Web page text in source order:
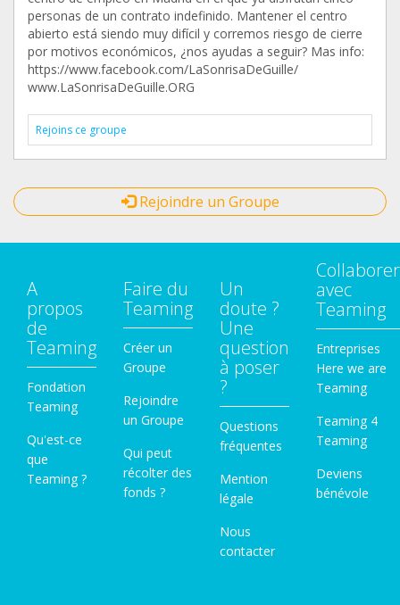
personas de un contrato indefinido. Mantener el centro
abierto está siendo muy difícil y corremos riesgo de cierre
por motivos económicos, ¿nos ayudas a seguir? Mas info:
https://www.facebook.com/LaSonrisaDeGuille/
www.LaSonrisaDeGuille.ORG
Rejoins ce groupe
Rejoindre un Groupe
A
propos
de
Teaming
Fondation
Teaming
Qu'est-ce
que
Teaming ?
Faire du
Teaming
Créer un
Groupe
Rejoindre
un Groupe
Qui peut
récolter des
fonds ?
Un
doute ?
Une
question
à poser
?
Questions
fréquentes
Mention
légale
Nous
contacter
Collaborer
avec
Teaming
Entreprises
Here we are
Teaming
Teaming 4
Teaming
Deviens
bénévole